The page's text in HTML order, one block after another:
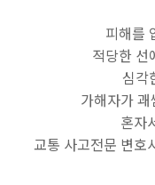
피해를
적당한 선
심각
가해자가
혼자
교통 사고전문 변호